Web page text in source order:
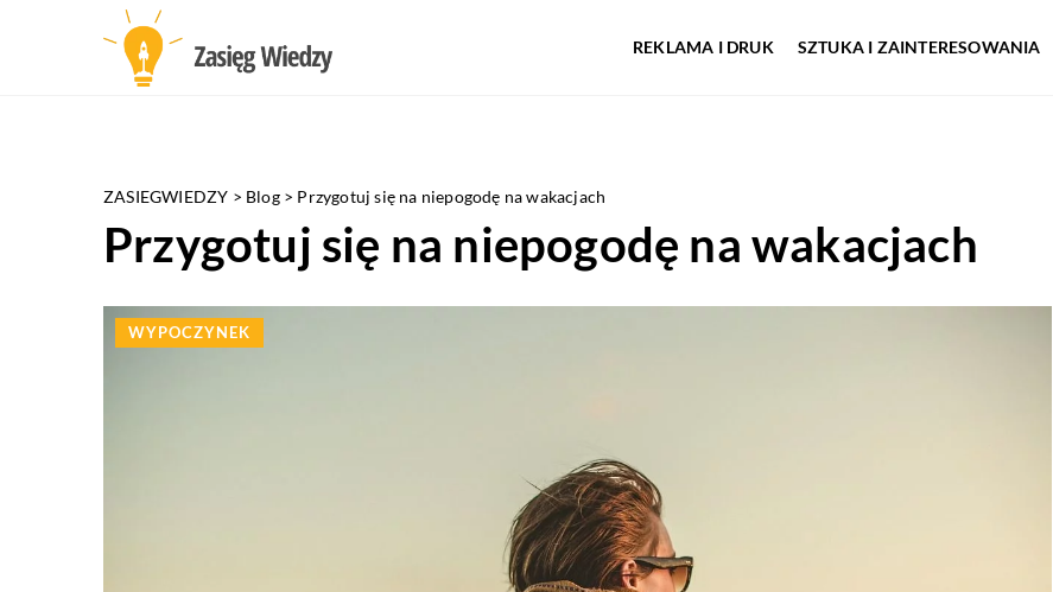
REKLAMA I DRUK SZTUKA I ZAINTERESOWANIA
ZASIEGWIEDZY > Blog> Przygotuj się na niepogodę na wakacjach
Przygotuj się na niepogodę na wakacjach
WYPOCZYNEK